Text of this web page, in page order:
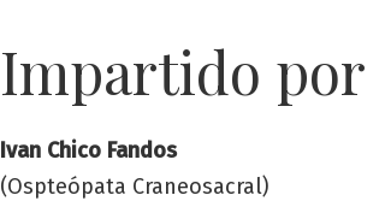
Impartido por
Ivan Chico Fandos
(Ospteópata Craneosacral)